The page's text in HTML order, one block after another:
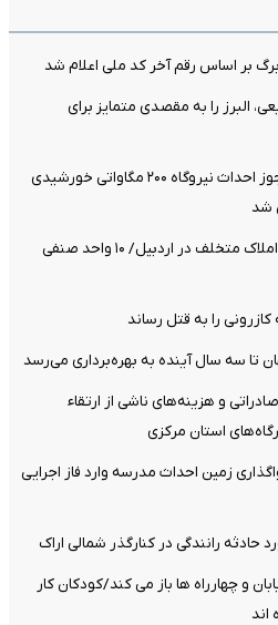
بر اساس رقم آخر کد ملی اعلام شد
البرز را به مقصدی متمایز برای
جهشی بزرگ در انرژی سبز؛ مجوز احداث نیروگاه ۲۰۰ مگاواتی خورشیدی
شد
مچ‌گیری تعزیرات از مشاوران املاک متخلف در اردبیل/ ۱۰ واحد صنفی
سه سال آینده به بهره‌برداری می‌رسد
و هزینه‌های ناشی از ارتقاء
استان مرکزی
زمین احداث مدرسه وارد فاز اجرایی
و چهارراه ها باز می کند/کودکان کار
اند